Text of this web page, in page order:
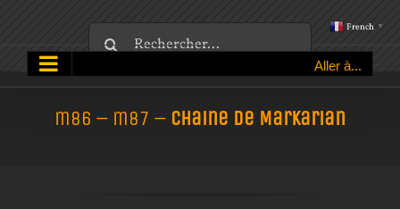
au
contenu
Aller à...
Rechercher:
m86 – m87 – Chaine de Markarian
French ▼